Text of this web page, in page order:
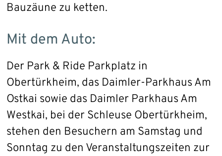
Bauzäune zu ketten.
Mit dem Auto:
Der Park & Ride Parkplatz in
Obertürkheim, das Daimler-Parkhaus Am
Ostkai sowie das Daimler Parkhaus Am
Westkai, bei der Schleuse Obertürkheim,
stehen den Besuchern am Samstag und
Sonntag zu den Veranstaltungszeiten zur